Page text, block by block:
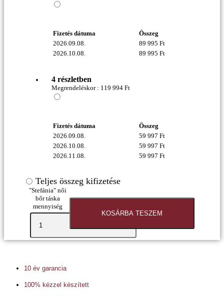
Fizetés dátuma
Összeg
2026.09.08.
89 995 Ft
2026.10.08.
89 995 Ft
4 részletben
Megrendeléskor : 119 994 Ft
Fizetés dátuma
Összeg
2026.09.08.
59 997 Ft
2026.10.08.
59 997 Ft
2026.11.08.
59 997 Ft
Teljes összeg kifizetése
"Stefánia" női
bőr táska
mennyiség
KOSÁRBA TESZEM
10 év garancia
100% kézzel készített